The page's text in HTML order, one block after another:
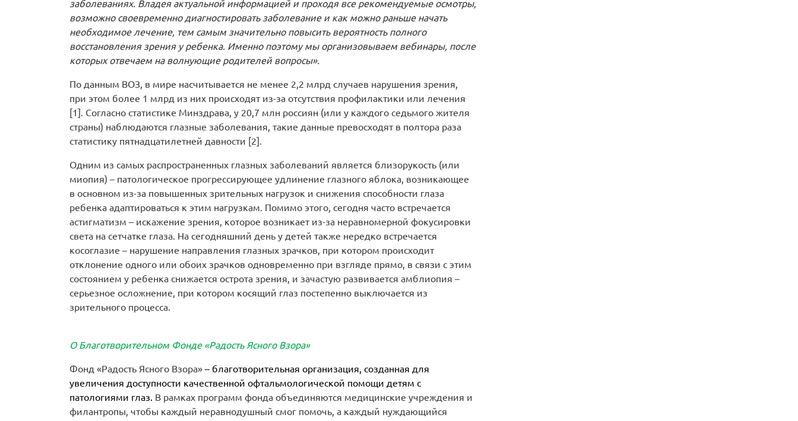
заболеваниях. Владея актуальной информацией и проходя все рекомендуемые осмотры,
возможно своевременно диагностировать заболевание и как можно раньше начать
необходимое лечение, тем самым значительно повысить вероятность полного
восстановления зрения у ребенка. Именно поэтому мы организовываем вебинары, после
которых отвечаем на волнующие родителей вопросы».
По данным ВОЗ, в мире насчитывается не менее 2,2 млрд случаев нарушения зрения,
при этом более 1 млрд из них происходят из-за отсутствия профилактики или лечения
[1]. Согласно статистике Минздрава, у 20,7 млн россиян (или у каждого седьмого жителя
страны) наблюдаются глазные заболевания, такие данные превосходят в полтора раза
статистику пятнадцатилетней давности [2].
Одним из самых распространенных глазных заболеваний является близорукость (или
миопия) – патологическое прогрессирующее удлинение глазного яблока, возникающее
в основном из-за повышенных зрительных нагрузок и снижения способности глаза
ребенка адаптироваться к этим нагрузкам. Помимо этого, сегодня часто встречается
астигматизм – искажение зрения, которое возникает из-за неравномерной фокусировки
света на сетчатке глаза. На сегодняшний день у детей также нередко встречается
косоглазие – нарушение направления глазных зрачков, при котором происходит
отклонение одного или обоих зрачков одновременно при взгляде прямо, в связи с этим
состоянием у ребенка снижается острота зрения, и зачастую развивается амблиопия –
серьезное осложнение, при котором косящий глаз постепенно выключается из
зрительного процесса.
О Благотворительном Фонде «Радость Ясного Взора»
Фонд «Радость Ясного Взора» – благотворительная организация, созданная для
увеличения доступности качественной офтальмологической помощи детям с
патологиями глаз. В рамках программ фонда объединяются медицинские учреждения и
филантропы, чтобы каждый неравнодушный смог помочь, а каждый нуждающийся